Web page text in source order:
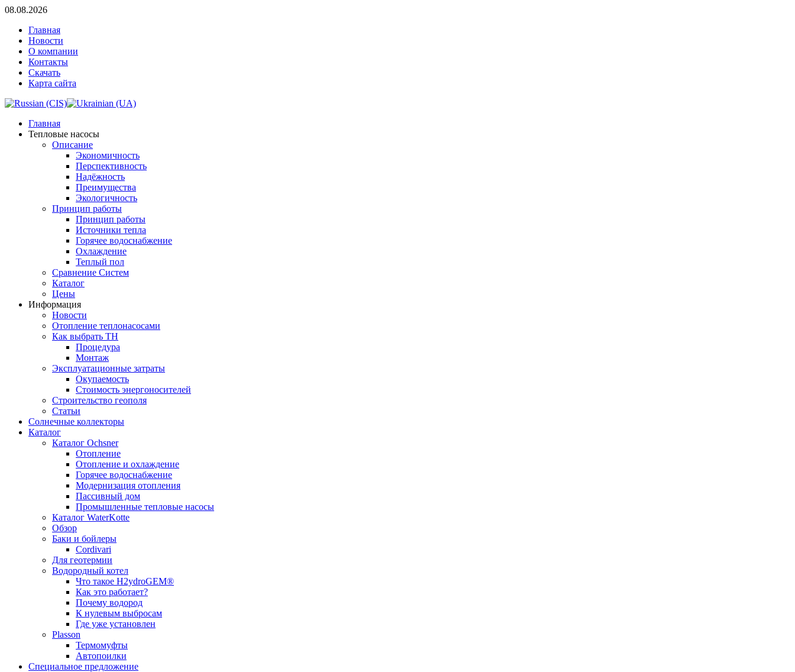
08.08.2026
Главная
Новости
О компании
Контакты
Скачать
Карта сайта
Главная
Тепловые насосы
Описание
Экономичность
Перспективность
Надёжность
Преимущества
Экологичность
Принцип работы
Принцип работы
Источники тепла
Горячее водоснабжение
Охлаждение
Теплый пол
Сравнение Систем
Каталог
Цены
Информация
Новости
Отопление теплонасосами
Как выбрать ТН
Процедура
Монтаж
Эксплуатационные затраты
Окупаемость
Cтоимость энергоносителей
Cтроительство геополя
Статьи
Солнечные коллекторы
Каталог
Каталог Ochsner
Отопление
Отопление и охлаждение
Горячее водоснабжение
Модернизация отопления
Пассивный дом
Промышленные тепловые насосы
Каталог WaterKotte
Обзор
Баки и бойлеры
Cordivari
Для геотермии
Водородный котел
Что такое H2ydroGEM®
Как это работает?
Почему водород
К нулевым выбросам
Где уже установлен
Plasson
Термомуфты
Автопоилки
Специальное предложение